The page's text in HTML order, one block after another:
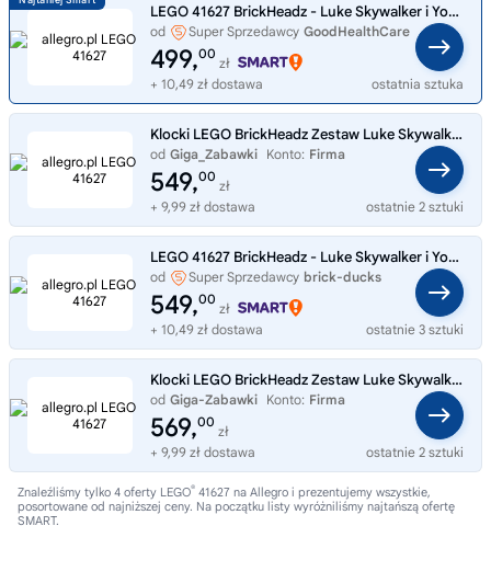
LEGO 41627 BrickHeadz - Luke Skywalker i Yoda Nowe HIT naPrezent Oryginalne
od Super Sprzedawcy GoodHealthCare
499,00
zł
+ 10,49 zł dostawa
ostatnia sztuka
Klocki LEGO BrickHeadz Zestaw Luke Skywalker i Yoda 41627
od Giga_Zabawki Konto: Firma
549,00
zł
+ 9,99 zł dostawa
ostatnie 2 sztuki
LEGO 41627 BrickHeadz - Luke Skywalker i Yoda
od Super Sprzedawcy brick-ducks
549,00
zł
+ 10,49 zł dostawa
ostatnie 3 sztuki
Klocki LEGO BrickHeadz Zestaw Luke Skywalker i Yoda 41627
od Giga-Zabawki Konto: Firma
569,00
zł
+ 9,99 zł dostawa
ostatnie 2 sztuki
Znaleźliśmy tylko 4 oferty LEGO® 41627 na Allegro i prezentujemy wszystkie,
posortowane od najniższej ceny. Na początku listy wyróżniliśmy najtańszą ofertę
SMART.